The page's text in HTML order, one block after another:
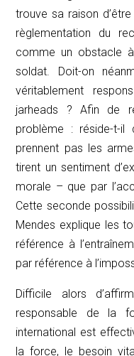
trouve sa raison
règlementation du
comme un obstacle
soldat. Doit-on
véritablement
jarheads ? Afin de
problème : réside-t-
prennent pas les
tirent un sentiment
morale – que par
Cette seconde
Mendes explique les
référence à
par référence à
Difficile alors
responsable de la
international est
la force, le besoin